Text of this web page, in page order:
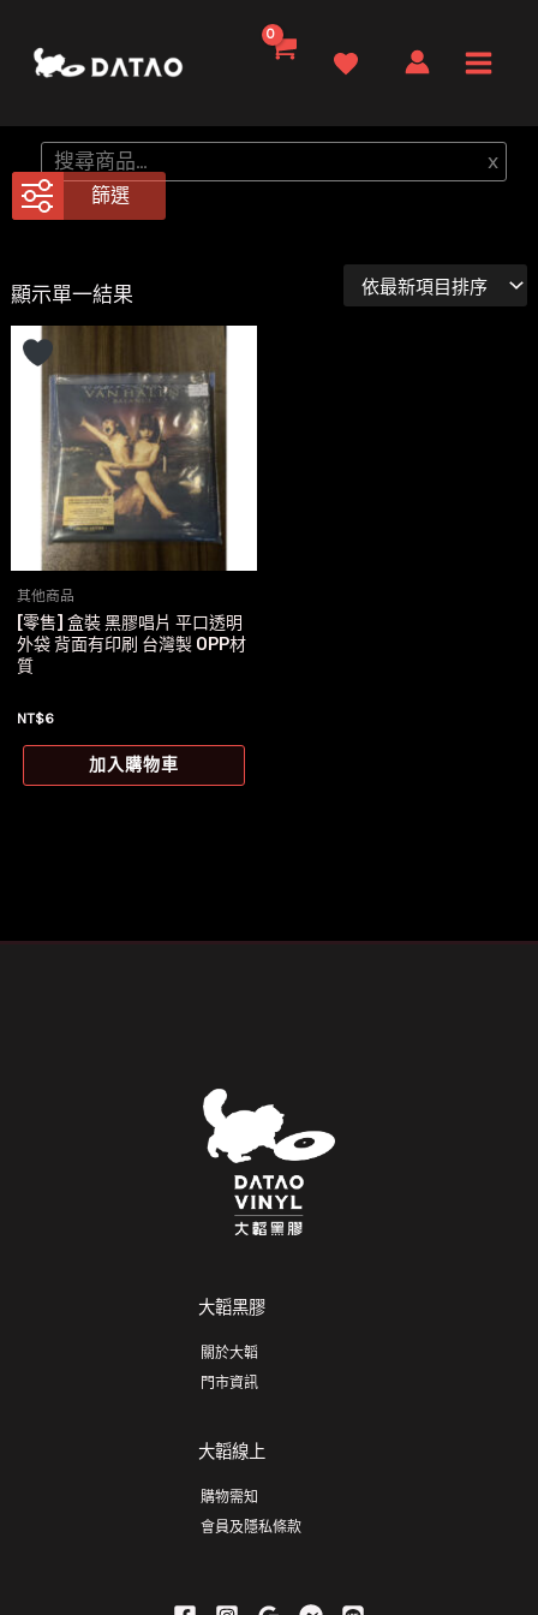
要
內
Menu
搜
尋
x
篩選
顯示單一結果
其他商品
[零售] 盒裝 黑膠唱片 平口透明
外袋 背面有印刷 台灣製 OPP材
質
NT$6
加入購物車
大韜黑膠
關於大韜
門市資訊
大韜線上
購物需知
會員及隱私條款